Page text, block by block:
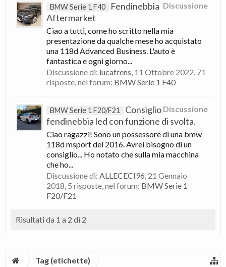
Discussione
BMW Serie 1 F40
Fendinebbia
Aftermarket
Ciao a tutti, come ho scritto nella mia
presentazione da qualche mese ho acquistato
una 118d Advanced Business. L'auto è
fantastica e ogni giorno...
Discussione di: lucafrens, 11 Ottobre 2022, 71
risposte, nel forum: BMW Serie 1 F40
Discussione
BMW Serie 1 F20/F21
Consiglio
fendinebbia led con funzione di svolta.
Ciao ragazzi! Sono un possessore di una bmw
118d msport del 2016. Avrei bisogno di un
consiglio... Ho notato che sulla mia macchina
che ho...
Discussione di: ALLECECI96, 21 Gennaio
2018, 5 risposte, nel forum: BMW Serie 1
F20/F21
Risultati da 1 a 2 di 2
Tag (etichette)